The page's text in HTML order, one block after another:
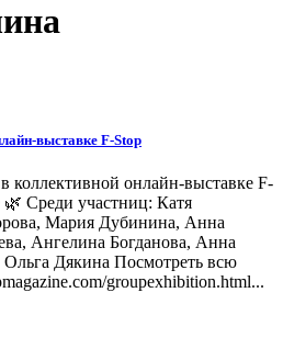
выставке F-Stop
коллективной онлайн-выставке F-
🌿 Среди участниц: Катя
Мария Дубинина, Анна
Ангелина Богданова, Анна
Дякина Посмотреть всю
groupexhibition.html...